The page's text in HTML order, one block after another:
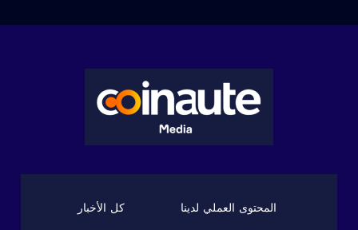
كل الأخبار المحتوى العملي لدينا